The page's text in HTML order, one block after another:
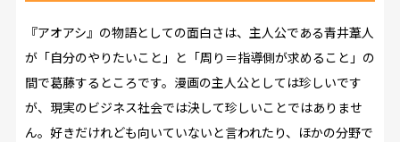
『アオアシ』の物語としての面白さは、主人公である青井葦人
が「自分のやりたいこと」と「周り＝指導側が求めること」の
間で葛藤するところです。漫画の主人公としては珍しいです
が、現実のビジネス社会では決して珍しいことではありませ
ん。好きだけれども向いていないと言われたり、ほかの分野で